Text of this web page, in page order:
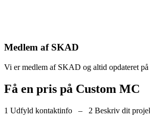
Medlem af SKAD
Vi er medlem af SKAD og altid opdateret
Få en pris på Custom MC
1 Udfyld kontaktinfo – 2 Beskriv dit